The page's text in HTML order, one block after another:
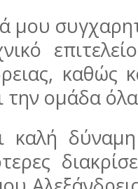
μου
καθώς
την ομάδα
καλή